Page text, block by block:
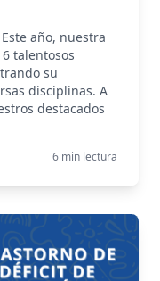
año, nuestra
talentosos
su
disciplinas. A
destacados
6 min lectura